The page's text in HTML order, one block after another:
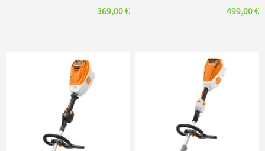
369,00 €
499,00 €